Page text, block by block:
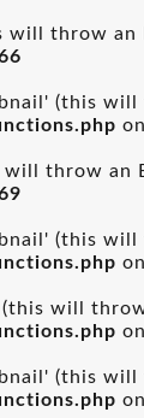
will throw
(this
throw an
(this
will
(this